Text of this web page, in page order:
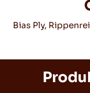
Tipps für das
Bias Ply,